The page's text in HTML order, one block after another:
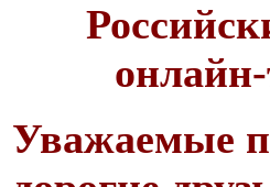
Уважаемые